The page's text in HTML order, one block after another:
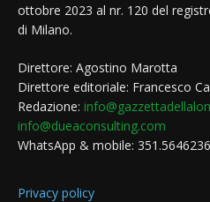
ottobre 2023 al nr. 120 del
di Milano.
Direttore: Agostino Marotta
Direttore editoriale: Francesco
Redazione:
info@dueaconsulting.com
WhatsApp & mobile: 351.5646236
Privacy policy